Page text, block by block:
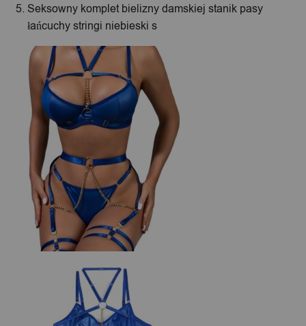
Seksowny komplet bielizny damskiej stanik pasy
łańcuchy stringi niebieski s